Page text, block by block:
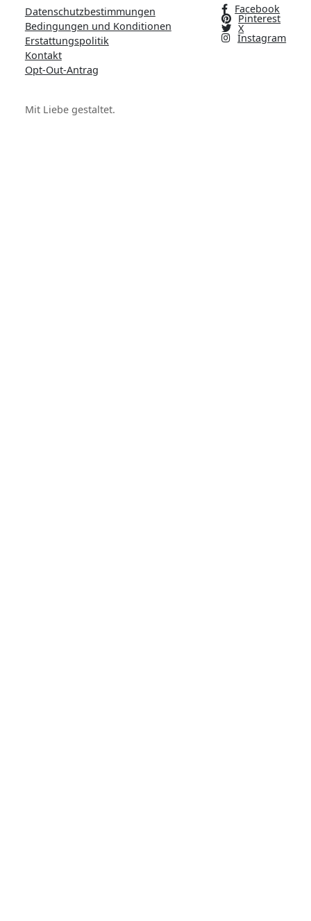
Datenschutzbestimmungen
Bedingungen und Konditionen
Erstattungspolitik
Kontakt
Opt-Out-Antrag
Facebook
Pinterest
X
Instagram
Mit Liebe gestaltet.